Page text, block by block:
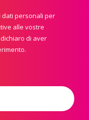
dati personali per
alle vostre
di aver